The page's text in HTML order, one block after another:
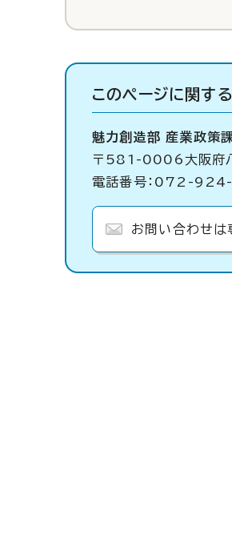
このページに関する
魅力創造部 産業政策
〒581-0006大阪府
電話番号：072-
お問い合わせは